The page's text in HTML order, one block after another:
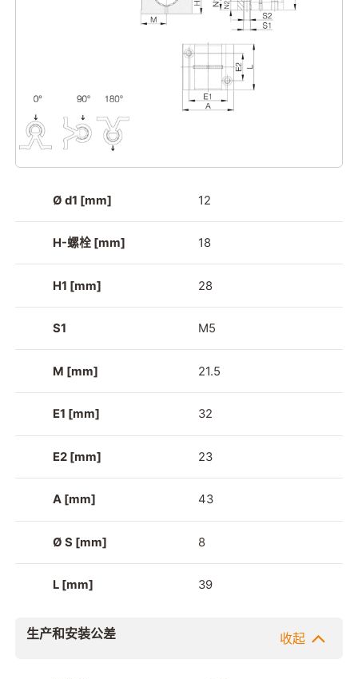
Ø d1 [mm] 12
H-螺栓 [mm] 18
H1 [mm] 28
S1 M5
M [mm] 21.5
E1 [mm] 32
E2 [mm] 23
A [mm] 43
Ø S [mm] 8
L [mm] 39
生产和安装公差 收起